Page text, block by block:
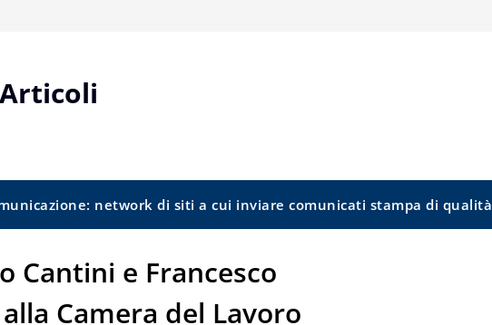
network di siti a cui inviare comunicati stampa di qualità
Cantini e Francesco
Camera del Lavoro